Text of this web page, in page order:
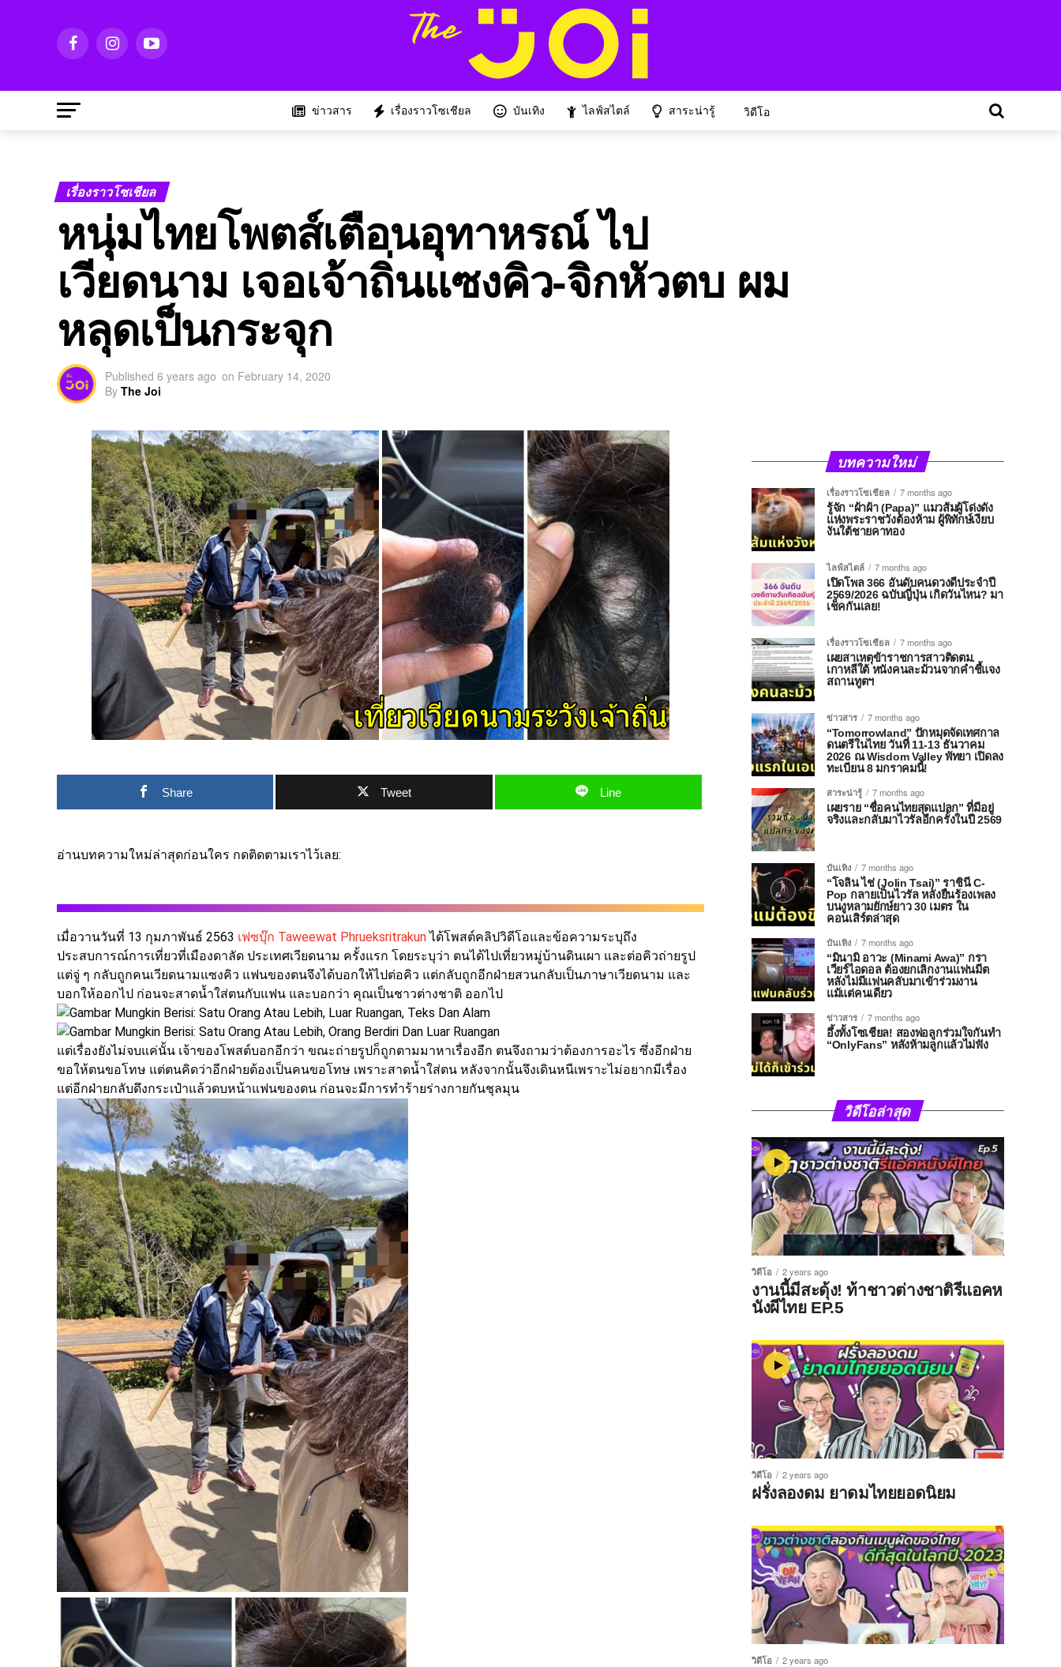
ข่าวสาร เรื่องราวโซเชียล บันเทิง ไลฟ์สไตล์ สาระน่ารู้ วิดีโอ
เรื่องราวโซเชียล
หนุ่มไทยโพตส์เตือนอุทาหรณ์ ไป
เวียดนาม เจอเจ้าถิ่นแซงคิว-จิกหัวตบ ผม
หลุดเป็นกระจุก
Published 6 years ago on February 14, 2020
By The Joi
Share Tweet Line
อ่านบทความใหม่ล่าสุดก่อนใคร กดติดตามเราไว้เลย:
เมื่อวานวันที่ 13 กุมภาพันธ์ 2563 เฟซบุ๊ก Taweewat Phrueksritrakunได้โพสต์คลิปวิดีโอและข้อความระบุถึง
ประสบการณ์การเที่ยวที่เมืองดาลัด ประเทศเวียดนาม ครั้งแรก โดยระบุว่า ตนได้ไปเที่ยวหมู่บ้านดินเผา และต่อคิวถ่ายรูป
แต่จู่ ๆ กลับถูกคนเวียดนามแซงคิว แฟนของตนจึงได้บอกให้ไปต่อคิว แต่กลับถูกอีกฝ่ายสวนกลับเป็นภาษาเวียดนาม และ
บอกให้ออกไป ก่อนจะสาดน้ำใส่ตนกับแฟน และบอกว่า คุณเป็นชาวต่างชาติ ออกไป
แต่เรื่องยังไม่จบแค่นั้น เจ้าของโพสต์บอกอีกว่า ขณะถ่ายรูปก็ถูกตามมาหาเรื่องอีก ตนจึงถามว่าต้องการอะไร ซึ่งอีกฝ่าย
ขอให้ตนขอโทษ แต่ตนคิดว่าอีกฝ่ายต้องเป็นคนขอโทษ เพราะสาดน้ำใส่ตน หลังจากนั้นจึงเดินหนีเพราะไม่อยากมีเรื่อง
แต่อีกฝ่ายกลับดึงกระเป๋าแล้วตบหน้าแฟนของตน ก่อนจะมีการทำร้ายร่างกายกันชุลมุน
บทความใหม่
เรื่องราวโซเชียล
7 months ago
รู้จัก “ผ้าผ้า (Papa)” แมวส้มผู้โด่งดัง
แห่งพระราชวังต้องห้าม ผู้พิทักษ์เงียบ
งันใต้ชายคาทอง
ไลฟ์สไตล์
7 months ago
เปิดโพล 366 อันดับคนดวงดีประจำปี
2569/2026 ฉบับญี่ปุ่น เกิดวันไหน? มา
เช็คกันเลย!
เรื่องราวโซเชียล
7 months ago
เผยสาเหตุข้าราชการสาวติดตม.
เกาหลีใต้ หนังคนละม้วนจากคำชี้แจง
สถานทูตฯ
ข่าวสาร
7 months ago
“Tomorrowland” ปักหมุดจัดเทศกาล
ดนตรีในไทย วันที่ 11-13 ธันวาคม
2026 ณ Wisdom Valley พัทยา เปิดลง
ทะเบียน 8 มกราคมนี้!
สาระน่ารู้
7 months ago
เผยราย “ชื่อคนไทยสุดแปลก” ที่มีอยู่
จริงและกลับมาไวรัลอีกครั้งในปี 2569
บันเทิง
7 months ago
“โจลิน ไช่ (Jolin Tsai)” ราชินี C-
Pop กลายเป็นไวรัล หลังยืนร้องเพลง
บนงูหลามยักษ์ยาว 30 เมตร ใน
คอนเสิร์ตล่าสุด
บันเทิง
7 months ago
“มินามิ อาวะ (Minami Awa)” กรา
เวียร์ไอดอล ต้องยกเลิกงานแฟนมีต
หลังไม่มีแฟนคลับมาเข้าร่วมงาน
แม้แต่คนเดียว
ข่าวสาร
7 months ago
อึ้งทั้งโซเชียล! สองพ่อลูกร่วมใจกันทำ
“OnlyFans” หลังห้ามลูกแล้วไม่ฟัง
วิดีโอล่าสุด
วิดีโอ 2 years ago
งานนี้มีสะดุ้ง! ท้าชาวต่างชาติรีแอคห
นังผีไทย EP.5
วิดีโอ 2 years ago
ฝรั่งลองดม ยาดมไทยยอดนิยม
วิดีโอ 2 years ago